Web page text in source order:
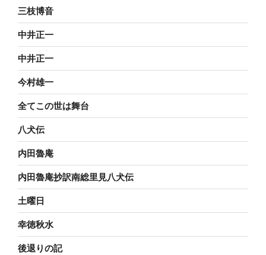
三枝博音
中井正一
中井正一
今村雄一
全てこの世は舞台
八犬伝
内田魯庵
内田魯庵抄訳南総里見八犬伝
土曜日
幸徳秋水
後退りの記